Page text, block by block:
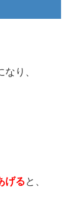
なり、
げる と、